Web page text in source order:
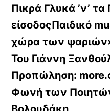
Πικρά Γλυκά ’ν’
είσοδοςΠαιδικό
χώρα των
Του Γιάννη
Προπώληση:
Φωνή των